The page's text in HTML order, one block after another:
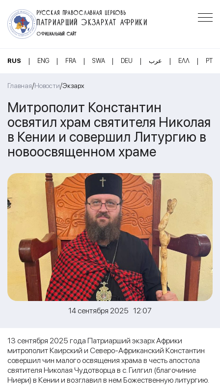
РУССКАЯ ПРАВОСЛАВНАЯ ЦЕРКОВЬ
ПАТРИАРШИЙ ЭКЗАРХАТ АФРИКИ
ОФИЦИАЛЬНЫЙ САЙТ
RUS | ENG | FRA | SWA | DEU | عرب | ΕΛΛ | PT
Главная/Новости/Экзарх
Митрополит Константин
освятил храм святителя Николая
в Кении и совершил Литургию в
новоосвященном храме
14 сентября 2025 12:07
13 сентября 2025 года Патриарший экзарх Африки
митрополит Каирский и Северо-Африканский Константин
совершил чин малого освящения храма в честь апостола
святителя Николая Чудотворца в с. Гилгил (благочиние
Ниери) в Кении и возглавил в нем Божественную литургию.